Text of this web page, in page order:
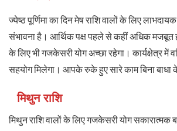
ज्येष्ठ पूर्णिमा का दिन मेष राशि वालों के लिए
संभावना है। आर्थिक पक्ष पहले से कहीं अधिक मजबूत
के लिए भी गजकेसरी योग अच्छा रहेगा। कार्यक्षेत्र में
सहयोग मिलेगा। आपके रुके हुए सारे काम बिना बाधा
मिथुन राशि
मिथुन राशि वालों के लिए गजकेसरी योग